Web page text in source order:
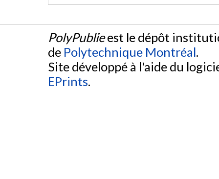
PolyPublieest le dépôt
de Polytechnique Montréal.
Site développé à l'aide du
EPrints.